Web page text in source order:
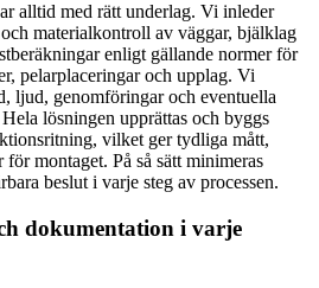
alltid med rätt underlag. Vi inleder
materialkontroll av väggar, bjälklag
enligt gällande normer för
pelarplaceringar och upplag. Vi
ljud, genomföringar och eventuella
lösningen upprättas och byggs
vilket ger tydliga mått,
montaget. På så sätt minimeras
beslut i varje steg av processen.
dokumentation i varje